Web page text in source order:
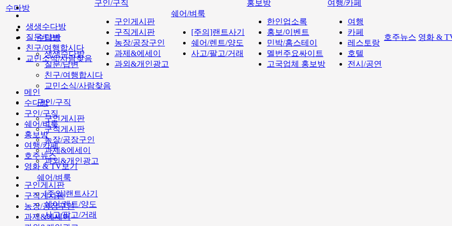
수다방
생생수다방
질문/답변
친구/여행합시다
교민소식/사람찾음
구인/구직
구인게시판
구직게시판
농장/공장구인
과제&에세이
과외&개인광고
쉐어/벼룩
[주의]랜트사기
쉐어/렌트/양도
사고/팔고/거래
수다방
생생수다방
질문/답변
친구/여행합시다
교민소식/사람찾음
구인/구직
구인게시판
구직게시판
농장/공장구인
과제&에세이
과외&개인광고
쉐어/벼룩
[주의]랜트사기
쉐어/렌트/양도
사고/팔고/거래
홍보방
한인업소록
홍보/이벤트
민박/홈스테이
멜번주요싸이트
고국업체 홍보방
여행/카페
여행
카페
레스토랑
호텔
전시/공연
호주뉴스 영화 &
메인
수다방
구인/구직
쉐어/벼룩
홍보방
여행/카페
호주뉴스
영화 & TV보기
구인게시판
구직게시판
농장/공장구인
과제&에세이